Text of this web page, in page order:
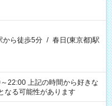
から徒歩5分 / 春日(東京都)駅
から好きな
なる可能性があります